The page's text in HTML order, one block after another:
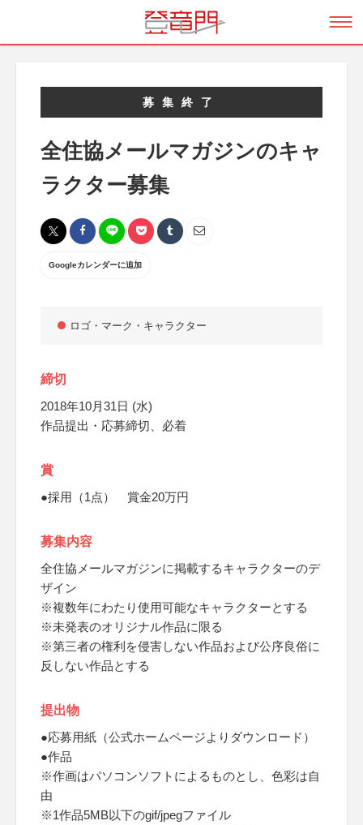
募集終了
全住協メールマガジンのキャ
ラクター募集
Googleカレンダーに追加
ロゴ・マーク・キャラクター
締切
2018年10月31日 (水)
作品提出・応募締切、必着
賞
●採用（1点） 賞金20万円
募集内容
全住協メールマガジンに掲載するキャラクターのデ
ザイン
※複数年にわたり使用可能なキャラクターとする
※未発表のオリジナル作品に限る
※第三者の権利を侵害しない作品および公序良俗に
反しない作品とする
提出物
●応募用紙（公式ホームページよりダウンロード）
●作品
※作画はパソコンソフトによるものとし、色彩は自
由
※1作品5MB以下のgif/jpegファイル